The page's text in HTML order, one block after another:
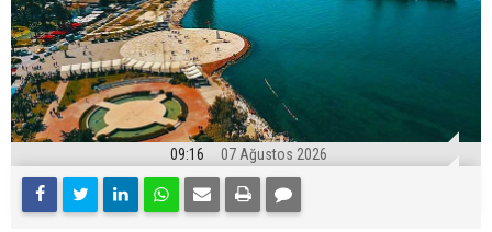
09:16 07 Ağustos 2026